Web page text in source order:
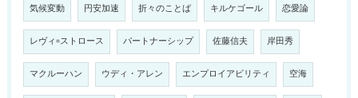
気候変動 円安加速 折々のことば キルケゴール 恋愛論
レヴィ=ストロース パートナーシップ 佐藤信夫 岸田秀
マクルーハン ウディ・アレン エンプロイアビリティ 空海